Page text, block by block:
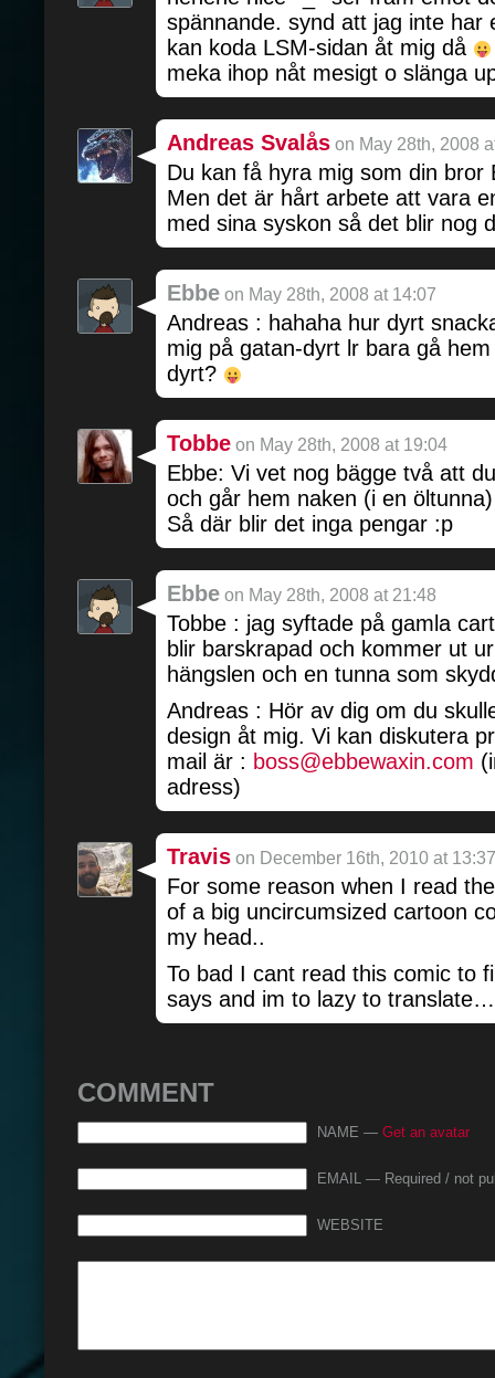
spännande. synd att jag inte har
kan koda LSM-sidan åt mig då
meka ihop nåt mesigt o slänga
Andreas Svalås on May 28th, 2008
Du kan få hyra mig som din bror
Men det är hårt arbete att vara
med sina syskon så det blir nog
Ebbe on May 28th, 2008 at 14:07
Andreas : hahaha hur dyrt
mig på gatan-dyrt lr bara gå
dyrt?
Tobbe on May 28th, 2008 at 19:04
Ebbe: Vi vet nog bägge två att
och går hem naken (i en
Så där blir det inga pengar :p
Ebbe on May 28th, 2008 at 21:48
Tobbe : jag syftade på gamla
blir barskrapad och kommer ut
hängslen och en tunna som
Andreas : Hör av dig om du
design åt mig. Vi kan diskutera
mail är : boss@ebbewaxin.com
adress)
Travis on December 16th, 2010 at 13:37
For some reason when I read
of a big uncircumsized cartoon
my head..
To bad I cant read this comic to
says and im to lazy to translate…
COMMENT
NAME — Get an avatar
EMAIL — Required / not
WEBSITE